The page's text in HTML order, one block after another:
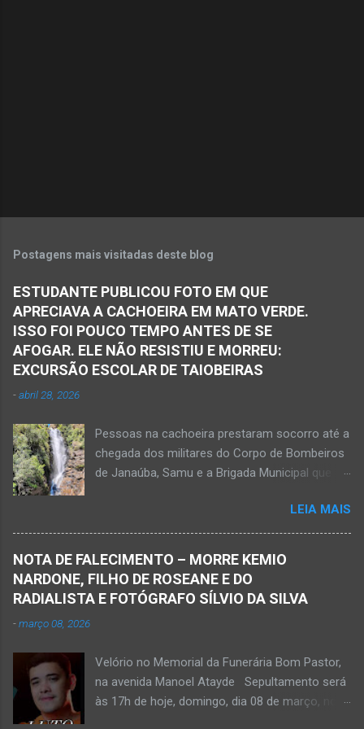
Postagens mais visitadas deste blog
ESTUDANTE PUBLICOU FOTO EM QUE
APRECIAVA A CACHOEIRA EM MATO VERDE.
ISSO FOI POUCO TEMPO ANTES DE SE
AFOGAR. ELE NÃO RESISTIU E MORREU:
EXCURSÃO ESCOLAR DE TAIOBEIRAS
-abril 28, 2026
Pessoas na cachoeira prestaram socorro até a
chegada dos militares do Corpo de Bombeiros
de Janaúba, Samu e a Brigada Municipal que
resistiu e foi a óbito Foto álbum pessoal Kauan
Pereira Alves publicou em sua rede social a
foto em que apreciava a Cachoeira Maria Rosa,
em Mato Verde, pouco tempo antes de se
afogar e depois vir a óbito nesta terça-feira, dia
socorrem estudante que se afogou em
cachoeira em Mato Verde nesta terça-feira, dia
28 de abril de 2026. Adolescente não resistiu e
LEIA MAIS
NOTA DE FALECIMENTO – MORRE KEMIO
NARDONE, FILHO DE ROSEANE E DO
RADIALISTA E FOTÓGRAFO SÍLVIO DA SILVA
-março 08, 2026
Velório no Memorial da Funerária Bom Pastor,
na avenida Manoel Atayde Sepultamento será
às 17h de hoje, domingo, dia 08 de março, no